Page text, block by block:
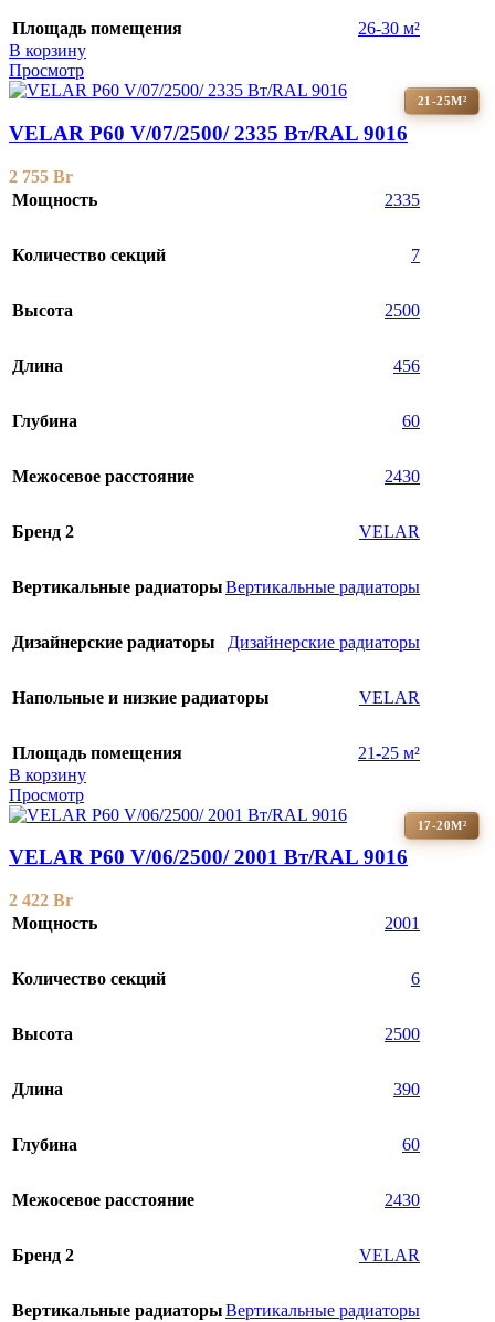
Площадь помещения
26-30 м²
В корзину
Просмотр
21-25М²
VELAR P60 V/07/2500/ 2335 Bт/RAL 9016
2 755 Br
Мощность
2335
Количество секций 7
Высота 2500
Длина 456
Глубина 60
Межосевое расстояние 2430
Бренд 2 VELAR
Вертикальные радиаторыВертикальные радиаторы
Дизайнерские радиаторы Дизайнерские радиаторы
Напольные и низкие радиаторы VELAR
Площадь помещения
21-25 м²
В корзину
Просмотр
17-20М²
VELAR P60 V/06/2500/ 2001 Bт/RAL 9016
2 422 Br
Мощность
2001
Количество секций 6
Высота 2500
Длина 390
Глубина 60
Межосевое расстояние 2430
Бренд 2 VELAR
Вертикальные радиаторыВертикальные радиаторы